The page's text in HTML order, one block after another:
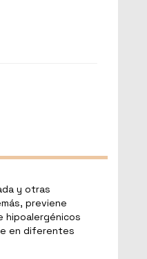
y otras
previene
hipoalergénicos
en diferentes